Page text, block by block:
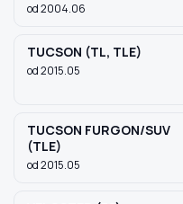
od 2004.06
TUCSON (TL, TLE)
od 2015.05
TUCSON FURGON/SUV
(TLE)
od 2015.05